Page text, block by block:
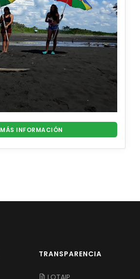
MÁS INFORMACIÓN
TRANSPARENCIA
LOTAIP